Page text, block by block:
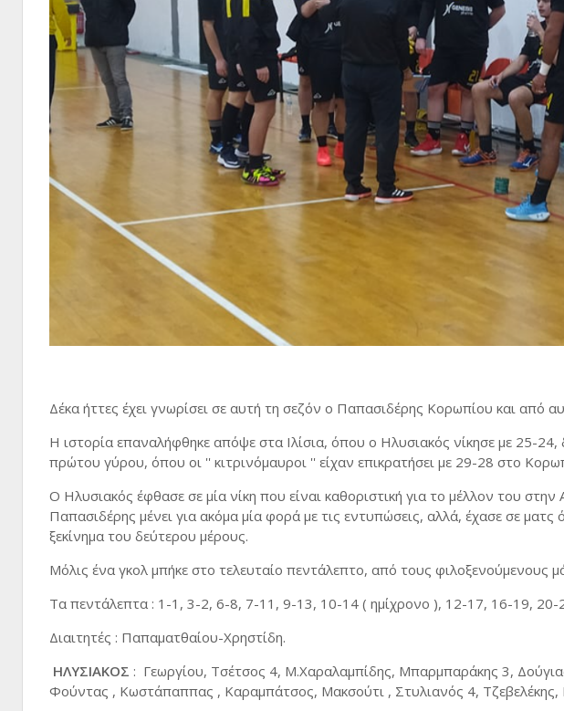
Δέκα ήττες έχει γνωρίσει σε αυτή τη σεζόν ο Παπασιδέρης Κορωπίου και από
Η ιστορία επαναλήφθηκε απόψε στα Ιλίσια, όπου ο Ηλυσιακός νίκησε με 25-24,
πρώτου γύρου, όπου οι '' κιτρινόμαυροι '' είχαν επικρατήσει με 29-28 στο
Ο Ηλυσιακός έφθασε σε μία νίκη που είναι καθοριστική για το μέλλον του
Παπασιδέρης μένει για ακόμα μία φορά με τις εντυπώσεις, αλλά, έχασε σε
ξεκίνημα του δεύτερου μέρους.
Μόλις ένα γκολ μπήκε στο τελευταίο πεντάλεπτο, από τους φιλοξενούμενους
Τα πεντάλεπτα : 1-1, 3-2, 6-8, 7-11, 9-13, 10-14 ( ημίχρονο ), 12-17, 16-19,
Διαιτητές : Παπαματθαίου-Χρηστίδη.
ΗΛΥΣΙΑΚΟΣ : Γεωργίου, Τσέτσος 4, Μ.Χαραλαμπίδης, Μπαρμπαράκης 3,
Φούντας , Κωστάπαππας , Καραμπάτσος, Μακσούτι , Στυλιανός 4, Τζεβελέκης,